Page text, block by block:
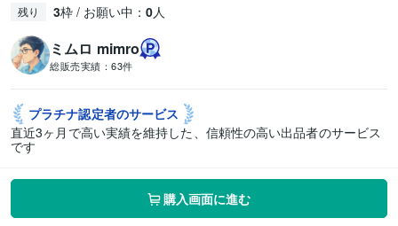
残り 3枠 / お願い中： 0人
ミムロ mimro
総販売実績： 63件
プラチナ認定者のサービス
直近3ヶ月で高い実績を維持した、信頼性の高い出品者のサービス
です
購入画面に進む